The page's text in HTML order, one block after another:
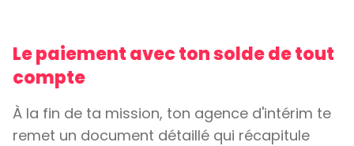
Le paiement avec ton solde de tout
compte
À la fin de ta mission, ton agence d'intérim te
remet un document détaillé qui récapitule